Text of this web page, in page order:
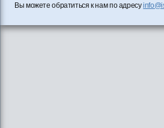
Вы можете обратиться к нам по адресу